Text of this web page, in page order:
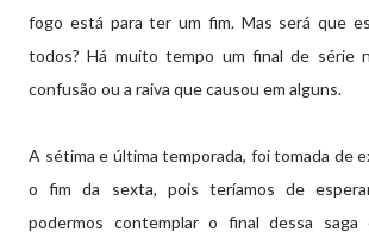
fogo está para ter um fim. Mas será que
todos? Há muito tempo um final de série
confusão ou a raiva que causou em alguns.
A sétima e última temporada, foi tomada de
o fim da sexta, pois teríamos de
podermos contemplar o final dessa saga